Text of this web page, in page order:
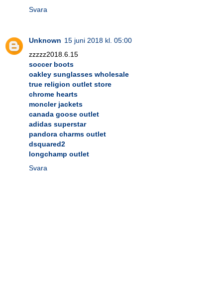
Svara
Unknown 15 juni 2018 kl. 05:00
zzzzz2018.6.15
soccer boots
oakley sunglasses wholesale
true religion outlet store
chrome hearts
moncler jackets
canada goose outlet
adidas superstar
pandora charms outlet
dsquared2
longchamp outlet
Svara